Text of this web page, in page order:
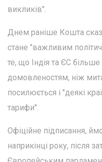
викликів".
Днем раніше Кошта
стане "важливим
те, що Індія та ЄС
домовленостям, ніж
посилюється і "деякі
тарифи".
Офіційне підписання,
наприкінці року, після